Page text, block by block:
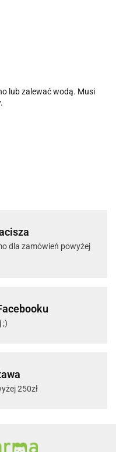
lub zalewać wodą. Musi
dla zamówień powyżej
;)
250zł